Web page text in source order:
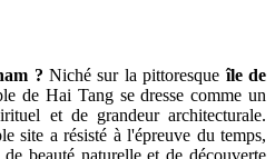
? Niché sur la pittoresqueîle de
de Hai Tang se dresse comme un
et de grandeur architecturale.
site a résisté à l'épreuve du temps,